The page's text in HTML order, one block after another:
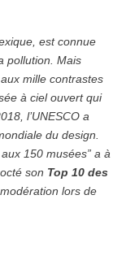
est connue
pollution. Mais
mille contrastes
à ciel ouvert qui
l’UNESCO a
du design.
150 musées” a à
son Top 10 des
lors de